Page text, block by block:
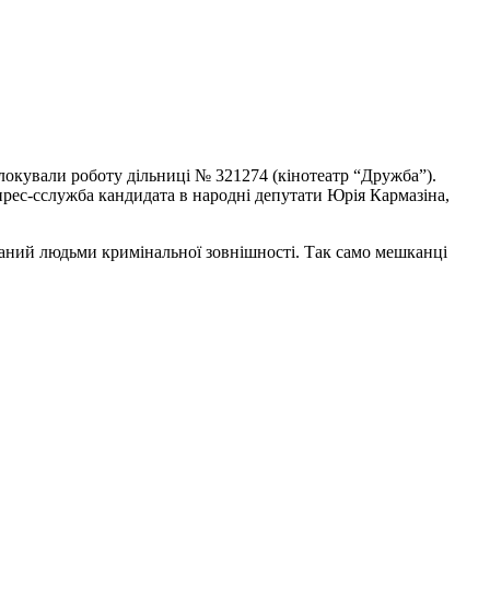
роботу дільниці № 321274 (кінотеатр “Дружба”).
сслужба кандидата в народні депутати Юрія Кармазіна,
людьми кримінальної зовнішності. Так само мешканці